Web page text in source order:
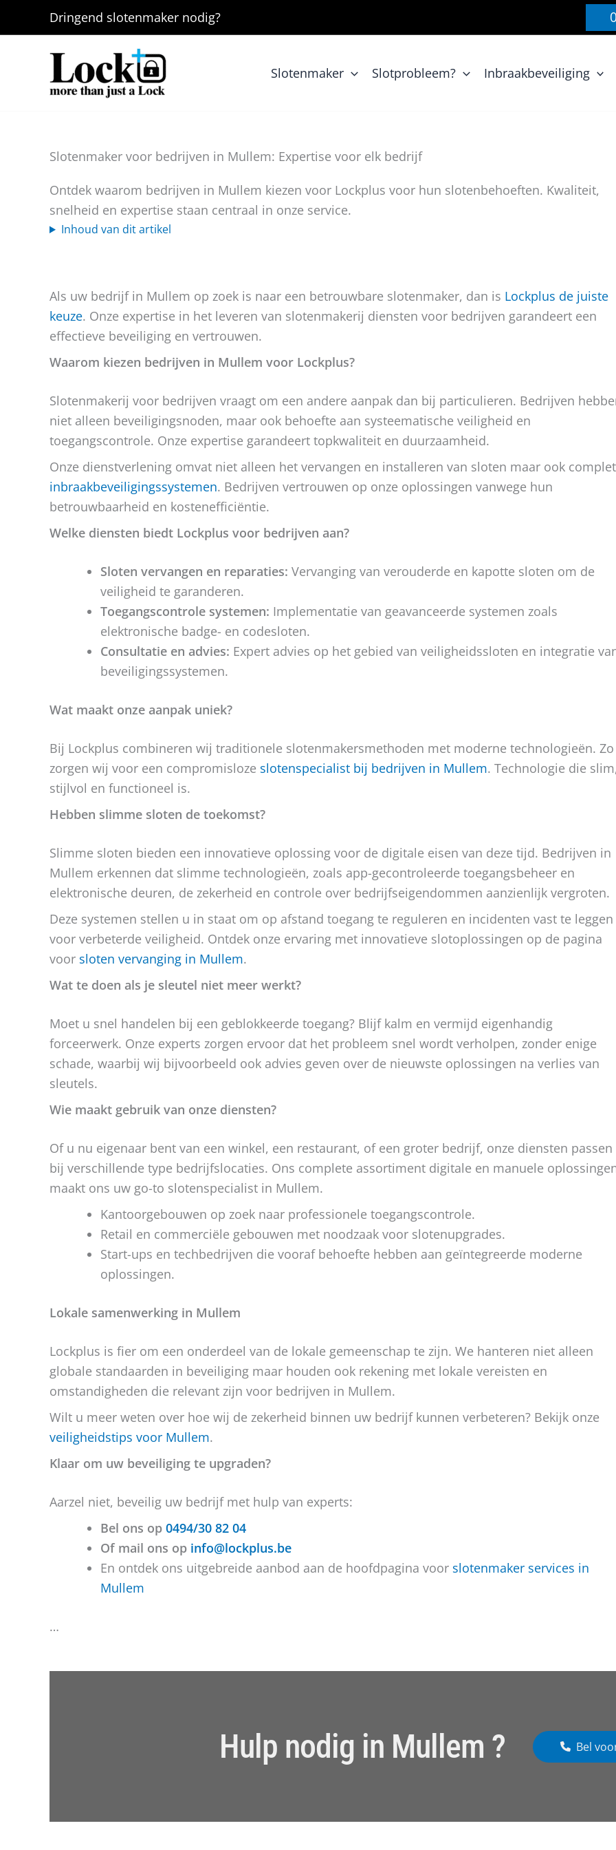
Dringend slotenmaker nodig?
Slotenmaker Slotprobleem? Inbraakbeveiliging
Slotenmaker voor bedrijven in Mullem: Expertise voor elk bedrijf
Ontdek waarom bedrijven in Mullem kiezen voor Lockplus voor hun slotenbehoeften. Kwaliteit,
snelheid en expertise staan centraal in onze service.
Inhoud van dit artikel
Als uw bedrijf in Mullem op zoek is naar een betrouwbare slotenmaker, dan is Lockplus de juiste
keuze. Onze expertise in het leveren van slotenmakerij diensten voor bedrijven garandeert een
effectieve beveiliging en vertrouwen.
Waarom kiezen bedrijven in Mullem voor Lockplus?
Slotenmakerij voor bedrijven vraagt om een andere aanpak dan bij particulieren. Bedrijven
niet alleen beveiligingsnoden, maar ook behoefte aan systeematische veiligheid en
toegangscontrole. Onze expertise garandeert topkwaliteit en duurzaamheid.
Onze dienstverlening omvat niet alleen het vervangen en installeren van sloten maar ook
inbraakbeveiligingssystemen. Bedrijven vertrouwen op onze oplossingen vanwege hun
betrouwbaarheid en kostenefficiëntie.
Welke diensten biedt Lockplus voor bedrijven aan?
Sloten vervangen en reparaties: Vervanging van verouderde en kapotte sloten om de
veiligheid te garanderen.
Toegangscontrole systemen: Implementatie van geavanceerde systemen zoals
elektronische badge- en codesloten.
Consultatie en advies: Expert advies op het gebied van veiligheidssloten en integratie
beveiligingssystemen.
Wat maakt onze aanpak uniek?
Bij Lockplus combineren wij traditionele slotenmakersmethoden met moderne technologieën. Zo
zorgen wij voor een compromisloze slotenspecialist bij bedrijven in Mullem. Technologie die
stijlvol en functioneel is.
Hebben slimme sloten de toekomst?
Slimme sloten bieden een innovatieve oplossing voor de digitale eisen van deze tijd. Bedrijven in
Mullem erkennen dat slimme technologieën, zoals app-gecontroleerde toegangsbeheer en
elektronische deuren, de zekerheid en controle over bedrijfseigendommen aanzienlijk vergroten.
Deze systemen stellen u in staat om op afstand toegang te reguleren en incidenten vast te leggen
voor verbeterde veiligheid. Ontdek onze ervaring met innovatieve slotoplossingen op de pagina
voor sloten vervanging in Mullem.
Wat te doen als je sleutel niet meer werkt?
Moet u snel handelen bij een geblokkeerde toegang? Blijf kalm en vermijd eigenhandig
forceerwerk. Onze experts zorgen ervoor dat het probleem snel wordt verholpen, zonder enige
schade, waarbij wij bijvoorbeeld ook advies geven over de nieuwste oplossingen na verlies van
sleutels.
Wie maakt gebruik van onze diensten?
Of u nu eigenaar bent van een winkel, een restaurant, of een groter bedrijf, onze diensten passen
bij verschillende type bedrijfslocaties. Ons complete assortiment digitale en manuele
maakt ons uw go-to slotenspecialist in Mullem.
Kantoorgebouwen op zoek naar professionele toegangscontrole.
Retail en commerciële gebouwen met noodzaak voor slotenupgrades.
Start-ups en techbedrijven die vooraf behoefte hebben aan geïntegreerde moderne
oplossingen.
Lokale samenwerking in Mullem
Lockplus is fier om een onderdeel van de lokale gemeenschap te zijn. We hanteren niet alleen
globale standaarden in beveiliging maar houden ook rekening met lokale vereisten en
omstandigheden die relevant zijn voor bedrijven in Mullem.
Wilt u meer weten over hoe wij de zekerheid binnen uw bedrijf kunnen verbeteren? Bekijk onze
veiligheidstips voor Mullem.
Klaar om uw beveiliging te upgraden?
Aarzel niet, beveilig uw bedrijf met hulp van experts:
Bel ons op 0494/30 82 04
Of mail ons op info@lockplus.be
En ontdek ons uitgebreide aanbod aan de hoofdpagina voor slotenmaker services in
Mullem
…
Hulp nodig in Mullem ? Bel